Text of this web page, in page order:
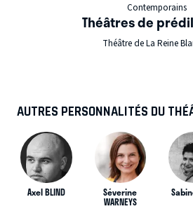
Contemporains
Théâtres de
Théâtre de La Reine
AUTRES PERSONNALITÉS DU
Axel BLIND Séverine
WARNEYS